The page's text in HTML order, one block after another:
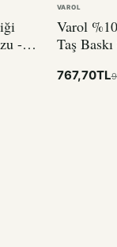
-
VAROL
Varol
Taş
767,70TL